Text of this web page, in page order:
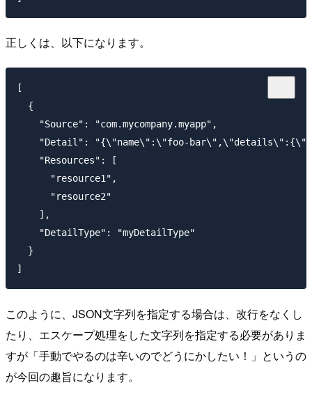
正しくは、以下になります。
[
  {
    "Source": "com.mycompany.myapp",
"Detail": "{\"name\":\"foo-
    "Resources": [
      "resource1",
      "resource2"
    ],
    "DetailType": "myDetailType"
  }
このように、JSON文字列を指定する場合は、改行をなくし
たり、エスケープ処理をした文字列を指定する必要がありま
すが「手動でやるのは辛いのでどうにかしたい！」というの
が今回の趣旨になります。